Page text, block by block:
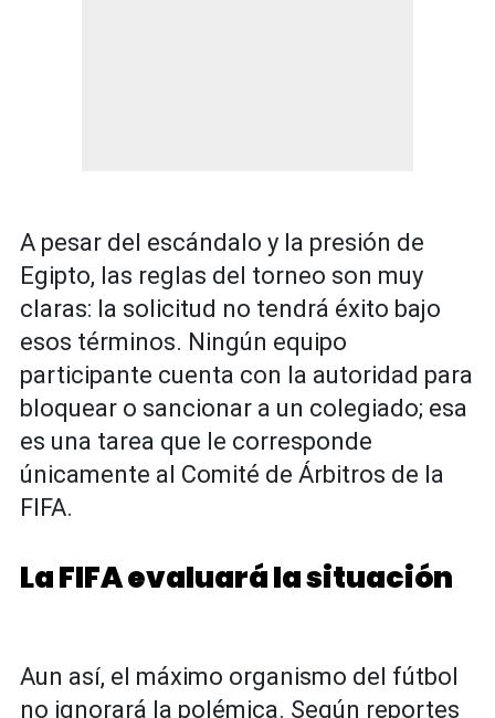
A pesar del escándalo y la presión de
Egipto, las reglas del torneo son muy
claras: la solicitud no tendrá éxito bajo
esos términos. Ningún equipo
participante cuenta con la autoridad para
bloquear o sancionar a un colegiado; esa
es una tarea que le corresponde
únicamente al Comité de Árbitros de la
FIFA.
La FIFA evaluará la situación
Aun así, el máximo organismo del fútbol
no ignorará la polémica. Según reportes